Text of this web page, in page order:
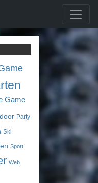
Game
Party
Ski
Sport
Web